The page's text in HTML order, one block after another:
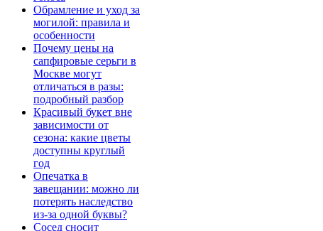
Обрамление и уход за
могилой: правила и
особенности
Почему цены на
сапфировые серьги в
Москве могут
отличаться в разы:
подробный разбор
Красивый букет вне
зависимости от
сезона: какие цветы
доступны круглый
год
Опечатка в
завещании: можно ли
потерять наследство
из-за одной буквы?
Сосед сносит